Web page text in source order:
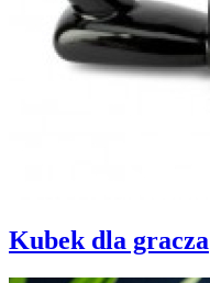
Kubek dla gracza